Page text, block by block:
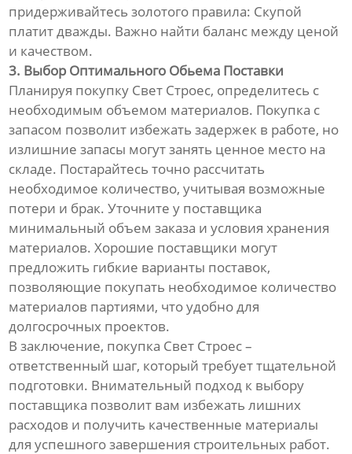
придерживайтесь золотого правила: Скупой
платит дважды. Важно найти баланс между ценой
и качеством.
3. Выбор Оптимального Обьема Поставки
Планируя покупку Свет Строес, определитесь с
необходимым объемом материалов. Покупка с
запасом позволит избежать задержек в работе, но
излишние запасы могут занять ценное место на
складе. Постарайтесь точно рассчитать
необходимое количество, учитывая возможные
потери и брак. Уточните у поставщика
минимальный объем заказа и условия хранения
материалов. Хорошие поставщики могут
предложить гибкие варианты поставок,
позволяющие покупать необходимое количество
материалов партиями, что удобно для
долгосрочных проектов.
В заключение, покупка Свет Строес –
ответственный шаг, который требует тщательной
подготовки. Внимательный подход к выбору
поставщика позволит вам избежать лишних
расходов и получить качественные материалы
для успешного завершения строительных работ.